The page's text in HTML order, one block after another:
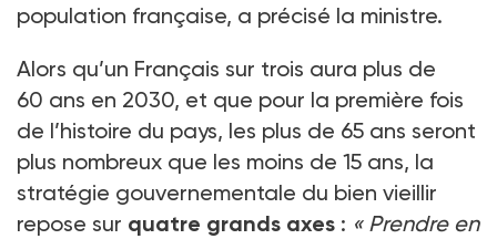
population française, a précisé la ministre.
Alors qu’un Français sur trois aura plus de
60 ans en 2030, et que pour la première fois
de l’histoire du pays, les plus de 65 ans seront
plus nombreux que les moins de 15 ans, la
stratégie gouvernementale du bien vieillir
repose sur quatre grands axes : « Prendre en